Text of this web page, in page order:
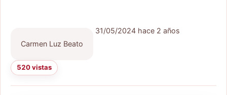
Carmen Luz Beato
31/05/2024 hace 2 años
520 vistas